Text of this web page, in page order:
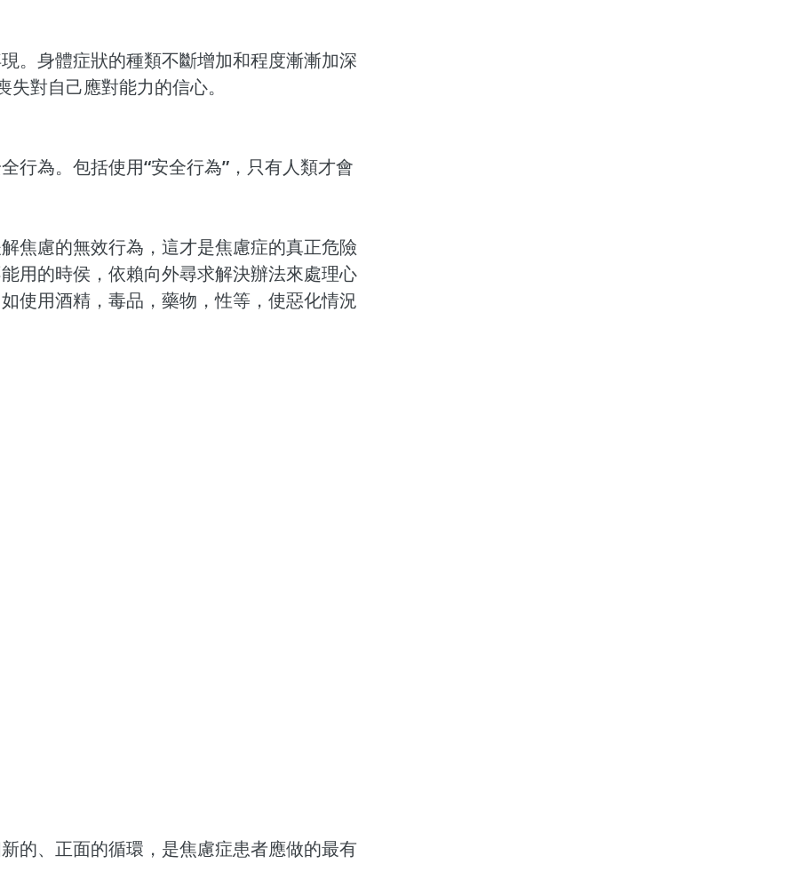
。身體症狀的種類不斷增加和程度漸漸加深
對自己應對能力的信心。
行為。包括使用“安全行為”，只有人類才會
焦慮的無效行為，這才是焦慮症的真正危險
用的時侯，依賴向外尋求解決辦法來處理心
使用酒精，毒品，藥物，性等，使惡化情況
的、正面的循環，是焦慮症患者應做的最有